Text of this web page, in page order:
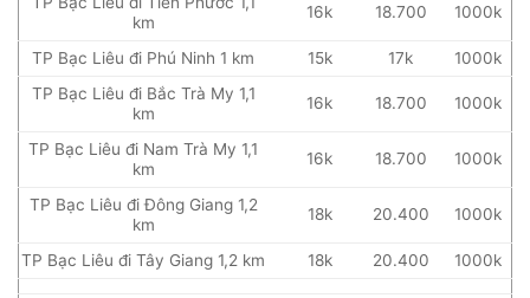
km
16k 18.700 1000k
TP Bạc Liêu đi Phú Ninh 1 km 15k 17k
1000k
TP Bạc Liêu đi Bắc Trà My 1,1
km
16k 18.700 1000k
TP Bạc Liêu đi Nam Trà My 1,1
km
16k 18.700 1000k
TP Bạc Liêu đi Đông Giang 1,2
km
18k 20.400 1000k
TP Bạc Liêu đi Tây Giang 1,2 km 18k 20.400 1000k